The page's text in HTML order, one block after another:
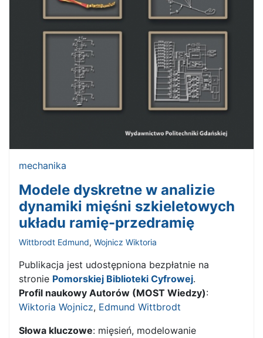
mechanika
Modele dyskretne w analizie
dynamiki mięśni szkieletowych
układu ramię-przedramię
Wittbrodt Edmund, Wojnicz Wiktoria
Publikacja jest udostępniona bezpłatnie na
stronie Pomorskiej Biblioteki Cyfrowej.
Profil naukowy Autorów (MOST Wiedzy):
Wiktoria Wojnicz, Edmund Wittbrodt
Słowa kluczowe: mięsień, modelowanie